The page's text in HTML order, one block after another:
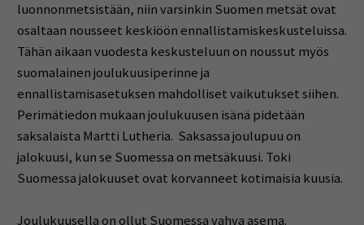
luonnonmetsistään, niin varsinkin Suomen metsät ovat
osaltaan nousseet keskiöön ennallistamiskeskusteluissa.
Tähän aikaan vuodesta keskusteluun on noussut myös
suomalainen joulukuusiperinne ja
ennallistamisasetuksen mahdolliset vaikutukset siihen.
Perimätiedon mukaan joulukuusen isänä pidetään
saksalaista Martti Lutheria. Saksassa joulupuu on
jalokuusi, kun se Suomessa on metsäkuusi. Toki
Suomessa jalokuuset ovat korvanneet kotimaisia kuusia.
Joulukuusella on ollut Suomessa vahva asema.